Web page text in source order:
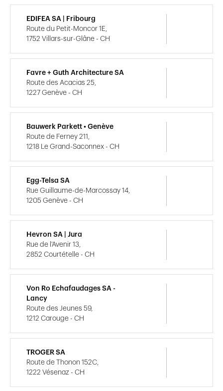
EDIFEA SA | Fribourg
Route du Petit-Moncor 1E,
1752 Villars-sur-Glâne - CH
Favre + Guth Architecture SA
Route des Acacias 25,
1227 Genève - CH
Bauwerk Parkett • Genève
Route de Ferney 211,
1218 Le Grand-Saconnex - CH
Egg-Telsa SA
Rue Guillaume-de-Marcossay 14,
1205 Genève - CH
Hevron SA | Jura
Rue de l'Avenir 13,
2852 Courtételle - CH
Von Ro Echafaudages SA -
Lancy
Route des Jeunes 59,
1212 Carouge - CH
TROGER SA
Route de Thonon 152C,
1222 Vésenaz - CH